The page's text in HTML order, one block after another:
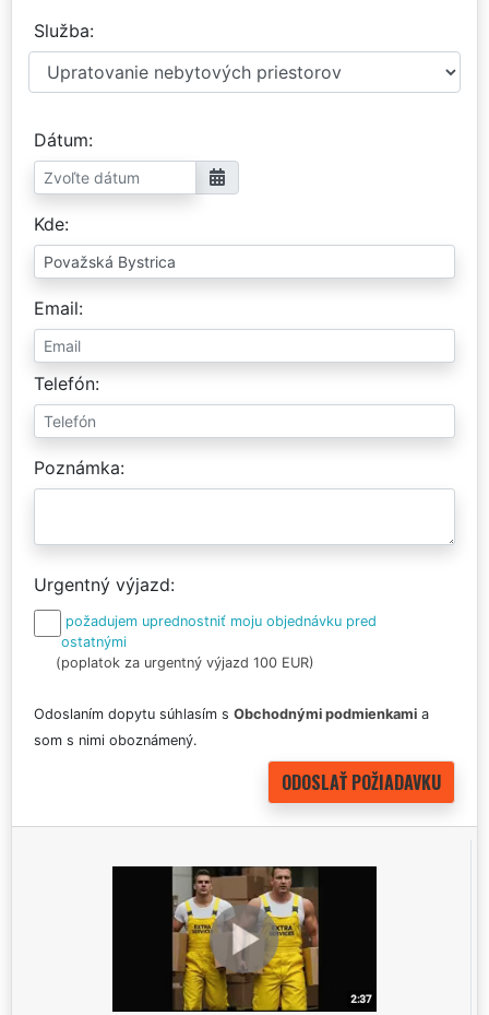
Služba
Dátum
Kde
Email
Telefón
Poznámka
Urgentný výjazd
požadujem uprednostniť moju objednávku pred
ostatnými
(poplatok za urgentný výjazd 100 EUR)
Odoslaním dopytu súhlasím s Obchodnými podmienkami a
som s nimi oboznámený.